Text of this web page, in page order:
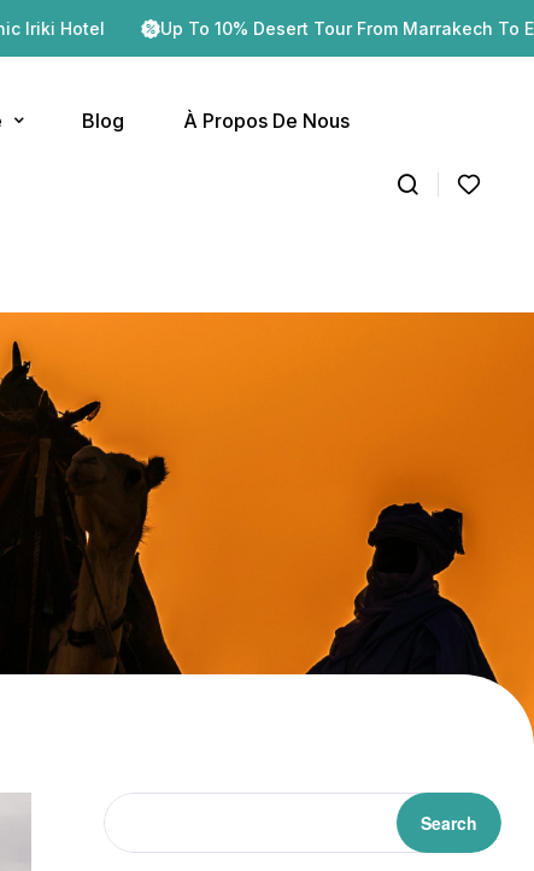
Up To 10% Desert Tour From Marrakech To Erg Chegaga
Blog À Propos De Nous
Search